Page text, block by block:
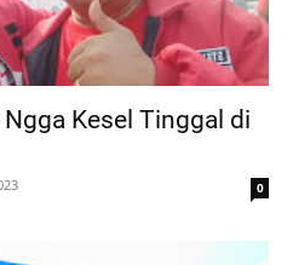
Ngga Kesel Tinggal di
0